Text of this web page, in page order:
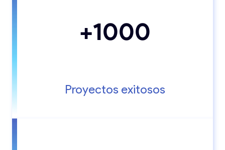
+1000
Proyectos exitosos